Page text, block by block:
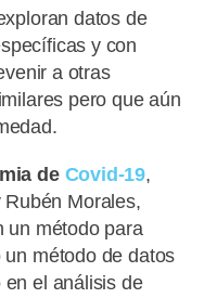
datos de
y con
a otras
pero que aún
de Covid-19,
Morales,
un método para
método de datos
en el análisis de